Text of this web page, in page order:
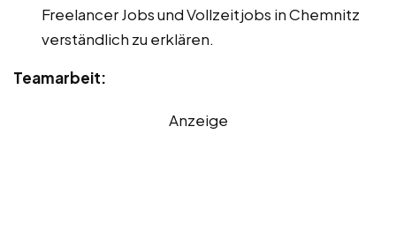
Freelancer Jobs und Vollzeitjobs in Chemnitz
verständlich zu erklären.
Teamarbeit:
Anzeige